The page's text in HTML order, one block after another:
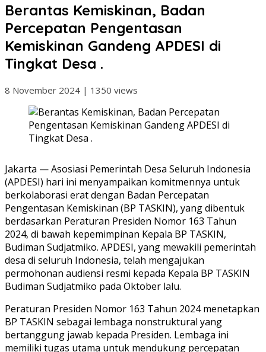
Berantas Kemiskinan, Badan
Percepatan Pengentasan
Kemiskinan Gandeng APDESI di
Tingkat Desa .
8 November 2024 | 1350 views
Jakarta — Asosiasi Pemerintah Desa Seluruh Indonesia
(APDESI) hari ini menyampaikan komitmennya untuk
berkolaborasi erat dengan Badan Percepatan
Pengentasan Kemiskinan (BP TASKIN), yang dibentuk
berdasarkan Peraturan Presiden Nomor 163 Tahun
2024, di bawah kepemimpinan Kepala BP TASKIN,
Budiman Sudjatmiko. APDESI, yang mewakili pemerintah
desa di seluruh Indonesia, telah mengajukan
permohonan audiensi resmi kepada Kepala BP TASKIN
Budiman Sudjatmiko pada Oktober lalu.
Peraturan Presiden Nomor 163 Tahun 2024 menetapkan
BP TASKIN sebagai lembaga nonstruktural yang
bertanggung jawab kepada Presiden. Lembaga ini
memiliki tugas utama untuk mendukung percepatan